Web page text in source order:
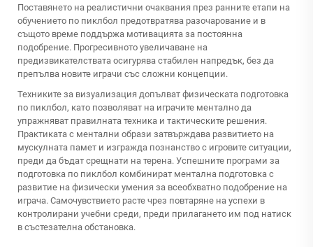
Поставянето на реалистични очаквания през ранните етапи на
обучението по пиклбол предотвратява разочарование и в
същото време поддържа мотивацията за постоянна
подобрение. Прогресивното увеличаване на
предизвикателствата осигурява стабилен напредък, без да
препълва новите играчи със сложни концепции.
Техниките за визуализация допълват физическата подготовка
по пиклбол, като позволяват на играчите ментално да
упражняват правилната техника и тактическите решения.
Практиката с ментални образи затвърждава развитието на
мускулната памет и изгражда познанство с игровите ситуации,
преди да бъдат срещнати на терена. Успешните програми за
подготовка по пиклбол комбинират ментална подготовка с
развитие на физически умения за всеобхватно подобрение на
играча. Самочувствието расте чрез повтаряне на успехи в
контролирани учебни среди, преди прилагането им под натиск
в състезателна обстановка.